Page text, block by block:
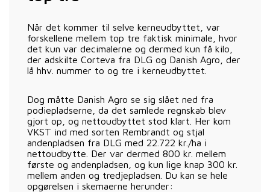
Når det kommer til selve kerneudbyttet, var
forskellene mellem top tre faktisk minimale, hvor
det kun var decimalerne og dermed kun få kilo,
der adskilte Corteva fra DLG og Danish Agro, der
lå hhv. nummer to og tre i kerneudbyttet.
Dog måtte Danish Agro se sig slået ned fra
podiepladserne, da det samlede regnskab blev
gjort op, og nettoudbyttet stod klart. Her kom
VKST ind med sorten Rembrandt og stjal
andenpladsen fra DLG med 22.722 kr./ha i
nettoudbytte. Der var dermed 800 kr. mellem
første og andenpladsen, og kun lige knap 300 kr.
mellem anden og tredjepladsen. Du kan se hele
opgørelsen i skemaerne herunder: